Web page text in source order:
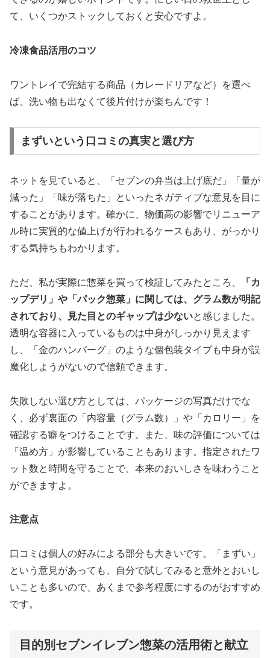
て、いくつかストックしておくと安心ですよ。
冷凍食品活用のコツ
ワントレイで完結する商品（カレードリアなど）を選べ
ば、洗い物も出なくて後片付けが楽ちんです！
まずいという口コミの真実と選び方
ネットを見ていると、「セブンの弁当は上げ底だ」「量が
減った」「味が落ちた」といったネガティブな意見を目に
することがあります。確かに、物価高の影響でリニューア
ル時に実質的な値上げが行われるケースもあり、がっかり
する気持ちもわかります。
ただ、私が実際に惣菜を買って検証してみたところ、
「カ
ップデリ」や「パック惣菜」に関しては、グラム数が明記
されており、見た目とのギャップは少ないと感じました。
透明な容器に入っているものは中身がしっかり見えます
し、「金のハンバーグ」のような個包装タイプも中身が誤
魔化しようがないので信頼できます。
失敗しない選び方としては、パッケージの写真だけでな
く、必ず裏面の 「内容量（グラム数）」や「カロリー」を
確認する癖をつける ことです。また、味の評価については
「温め方」が影響していることもあります。指定されたワ
ット数と時間を守ることで、本来のおいしさを味わうこと
ができますよ。
注意点
口コミは個人の好みによる部分も大きいです。「まずい」
という意見があっても、自分で試してみると意外とおいし
いことも多いので、あくまで参考程度にするのがおすすめ
です。
目的別セブンイレブン惣菜の活用術と献立